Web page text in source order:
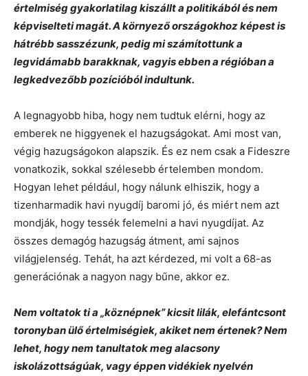
értelmiség gyakorlatilag kiszállt a politikából és nem
képviselteti magát. A környező országokhoz képest is
hátrébb sasszézunk, pedig mi számítottunk a
legvidámabb barakknak, vagyis ebben a régióban a
legkedvezőbb pozícióból indultunk.
A legnagyobb hiba, hogy nem tudtuk elérni, hogy az
emberek ne higgyenek el hazugságokat. Ami most van,
végig hazugságokon alapszik. És ez nem csak a Fideszre
vonatkozik, sokkal szélesebb értelemben mondom.
Hogyan lehet például, hogy nálunk elhiszik, hogy a
tizenharmadik havi nyugdíj baromi jó, és miért nem azt
mondják, hogy tessék felemelni a havi nyugdíjat. Az
összes demagóg hazugság átment, ami sajnos
világjelenség. Tehát, ha azt kérdezed, mi volt a 68-as
generációnak a nagyon nagy bűne, akkor ez.
Nem voltatok ti a „köznépnek” kicsit lilák, elefántcsont
toronyban ülő értelmiségiek, akiket nem értenek? Nem
lehet, hogy nem tanultatok meg alacsony
iskolázottságúak, vagy éppen vidékiek nyelvén